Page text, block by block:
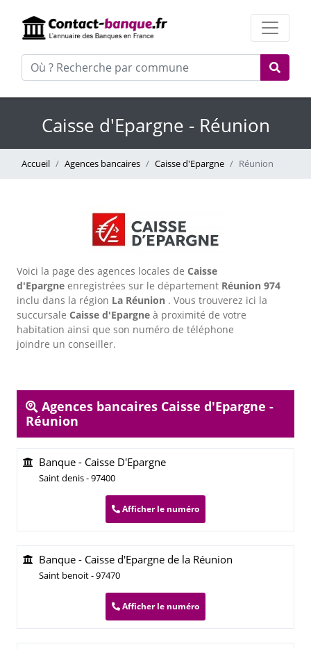
Caisse d'Epargne - Réunion
Accueil Agences bancaires Caisse d'Epargne Réunion
Voici la page des agences locales de Caisse
d'Epargne enregistrées sur le département Réunion 974
inclu dans la région La Réunion . Vous trouverez ici la
succursale Caisse d'Epargne à proximité de votre
habitation ainsi que son numéro de téléphone
joindre un conseiller.
Agences bancaires Caisse d'Epargne -
Réunion
Banque - Caisse D'Epargne
Saint denis - 97400
Afficher le numéro
Banque - Caisse d'Epargne de la Réunion
Saint benoit - 97470
Afficher le numéro